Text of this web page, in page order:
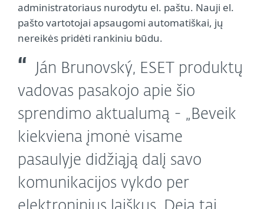
administratoriaus nurodytu el. paštu. Nauji el.
pašto vartotojai apsaugomi automatiškai, jų
nereikės pridėti rankiniu būdu.
Ján Brunovský, ESET produktų
vadovas pasakojo apie šio
sprendimo aktualumą - „Beveik
kiekviena įmonė visame
pasaulyje didžiąją dalį savo
komunikacijos vykdo per